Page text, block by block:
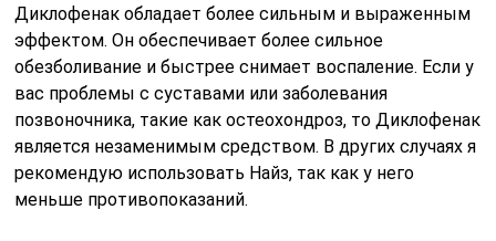
Диклофенак обладает более сильным и выраженным
эффектом. Он обеспечивает более сильное
обезболивание и быстрее снимает воспаление. Если у
вас проблемы с суставами или заболевания
позвоночника, такие как остеохондроз, то Диклофенак
является незаменимым средством. В других случаях я
рекомендую использовать Найз, так как у него
меньше противопоказаний.